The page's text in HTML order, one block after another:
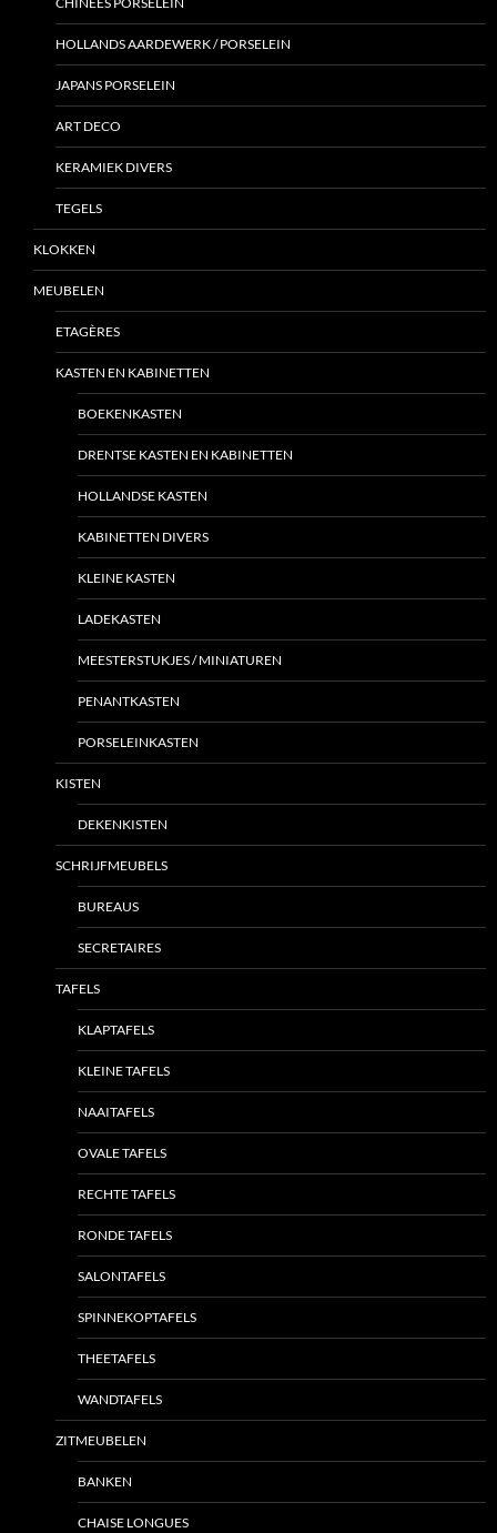
HOLLANDS AARDEWERK / PORSELEIN
JAPANS PORSELEIN
ART DECO
KERAMIEK DIVERS
TEGELS
KLOKKEN
MEUBELEN
ETAGÈRES
KASTEN EN KABINETTEN
BOEKENKASTEN
DRENTSE KASTEN EN KABINETTEN
HOLLANDSE KASTEN
KABINETTEN DIVERS
KLEINE KASTEN
LADEKASTEN
MEESTERSTUKJES / MINIATUREN
PENANTKASTEN
PORSELEINKASTEN
KISTEN
DEKENKISTEN
SCHRIJFMEUBELS
BUREAUS
SECRETAIRES
TAFELS
KLAPTAFELS
KLEINE TAFELS
NAAITAFELS
OVALE TAFELS
RECHTE TAFELS
RONDE TAFELS
SALONTAFELS
SPINNEKOPTAFELS
THEETAFELS
WANDTAFELS
ZITMEUBELEN
BANKEN
CHAISE LONGUES